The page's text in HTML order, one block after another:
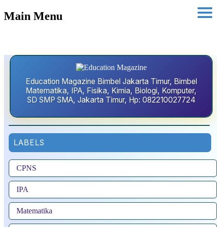
Main Menu
Education Magazine Bimbel Jakarta Timur, Bimbel
Matematika, IPA, Fisika, Kimia, Biologi, Komputer,
SD SMP SMA, Jakarta Timur, Hp: 082210027724
LABELS
CPNS
IPA
Matematika